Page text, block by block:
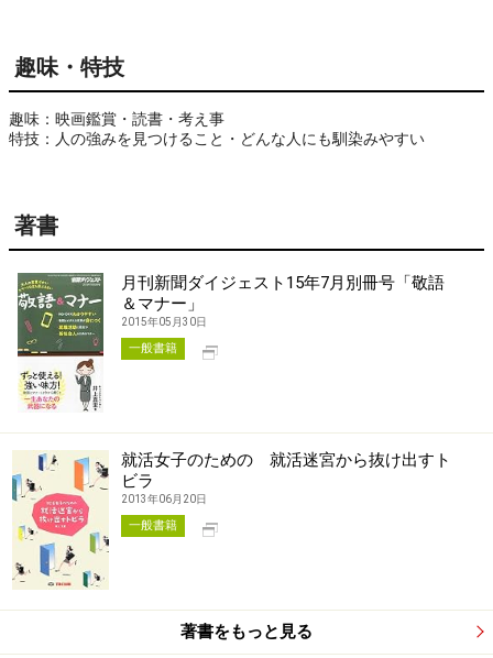
趣味・特技
趣味：映画鑑賞・読書・考え事
特技：人の強みを見つけること・どんな人にも馴染みやすい
著書
月刊新聞ダイジェスト15年7月別冊号「敬語
＆マナー」
2015年05月30日
一般書籍
就活女子のための 就活迷宮から抜け出すト
ビラ
2013年06月20日
一般書籍
著書をもっと見る